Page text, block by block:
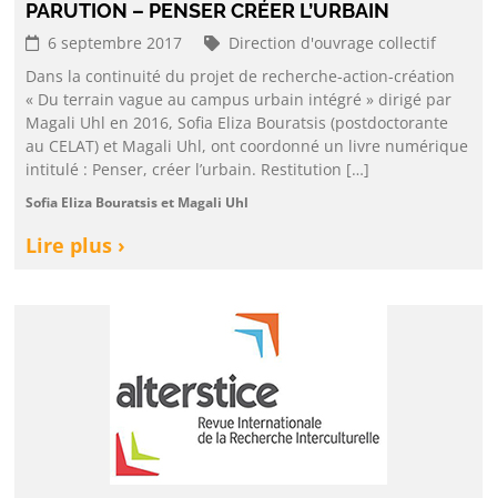
PARUTION – PENSER CRÉER L’URBAIN
6 septembre 2017
Direction d'ouvrage collectif
Dans la continuité du projet de recherche-action-création
« Du terrain vague au campus urbain intégré » dirigé par
Magali Uhl en 2016, Sofia Eliza Bouratsis (postdoctorante
au CELAT) et Magali Uhl, ont coordonné un livre numérique
intitulé : Penser, créer l’urbain. Restitution […]
Sofia Eliza Bouratsis et Magali Uhl
Lire plus ›